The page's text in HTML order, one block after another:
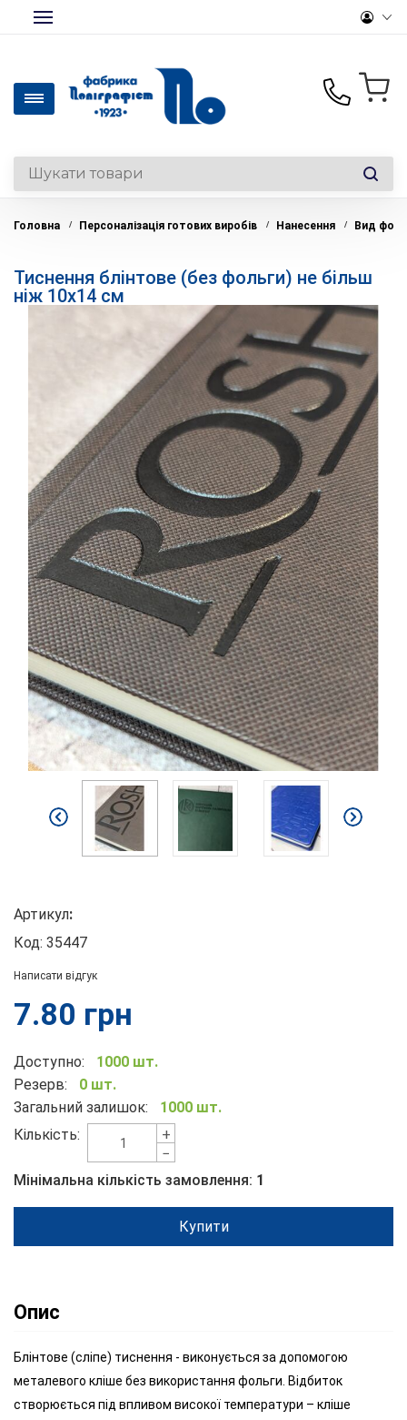
Офісний папір та
+380(50)330-28-14
+380(44)369-39-12
office@polygraphist.kiev.ua
Пн-Пт: 9:00-18:00
Перерва: 13:00-14:00
Головна Персоналізація готових виробів Нанесення Вид
Тиснення блінтове (без фольги) не більш
ніж 10х14 см
Артикул:
Код: 35447
Написати відгук
7.80 грн
Доступно:
1000 шт.
Резерв:
0 шт.
Загальний залишок:
1000 шт.
Кількість:
+
−
Мінімальна кількість замовлення: 1
Купити
Опис
Блінтове (сліпе) тиснення - виконується за допомогою
металевого кліше без використання фольги. Відбиток
створюється під впливом високої температури – кліше